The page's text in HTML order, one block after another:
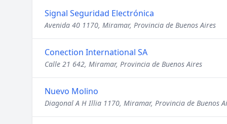
Signal Seguridad Electrónica
Avenida 40 1170, Miramar, Provincia de Buenos Aires
Conection International SA
Calle 21 642, Miramar, Provincia de Buenos Aires
Nuevo Molino
Diagonal A H Illia 1170, Miramar, Provincia de Buenos